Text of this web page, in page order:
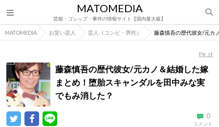
MATOMEDIA
芸能・ゴシップ・事件の情報サイト【国内最大級】
MATOMEDIA お笑い芸人 芸人（コンビ・男性） 藤森慎吾の歴代彼女/元カ
Pg_st
藤森慎吾の歴代彼女/元カノ＆結婚した嫁
まとめ！堕胎スキャンダルを田中みな実
でもみ消した？
0
コメント